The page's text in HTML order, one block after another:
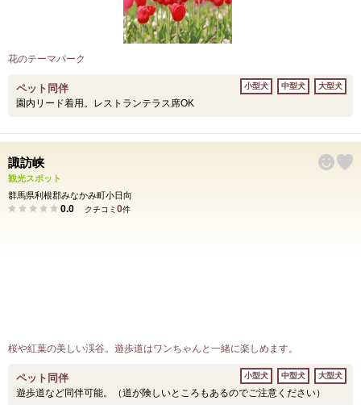
花のテーマパーク
ペット同伴
園内リード着用。レストランテラス席OK
小型犬 中型犬 大型犬
諏訪峡
観光スポット
群馬県利根郡みなかみ町小日向
0.0 クチコミ 0件
桜や紅葉の美しい渓谷。遊歩道はワンちゃんと一緒に楽しめます。
ペット同伴
遊歩道など同伴可能。（道が険しいところもあるのでご注意ください）
小型犬 中型犬 大型犬